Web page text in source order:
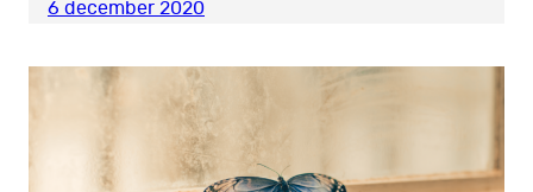
6 december 2020